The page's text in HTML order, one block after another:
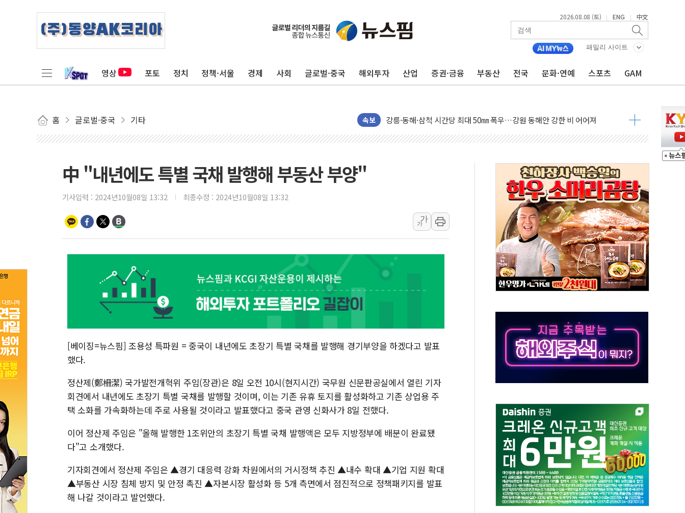
2026.08.08 (토) | ENG | 中文
패밀리 사이트
영상 포토 정치 정책·서울 경제 사회 글로벌·중국 해외투자 산업 증권·금융 부동산 전국 문화·연예 스포츠 GAM
홈 글로벌·중국 기타 속보
이번주 국내 주요 금융일정(8.10~8.14)
강릉·동해·삼척 시간당 최대 50㎜ 폭우…강원 동해안 강한 비 어어져
폐기물 수거하다 참변…60대 환경미화원 수거차에 치여 사망
李대통령 "결혼 때문에 손해 보는 일 없게"…'결혼 페널티' 22개 과제 손본다
여수 오동도 인근 해상서 모터보트 전복…1명 사망·1명 실종
추미애, '위안부' 피해자 기림의 날 참석..."국제적 시민 연대로 목소리 내야"
인천 선재도 갯벌서 해루질 중 실종 60대 나흘만에 숨진 채 발견
인천서 말다툼 중 어머니 흉기 살해 10대 아들 체포
'화합' 꺼낸 김민석에 '뻔뻔' 받아친 정청래…제주 연설서 신경전 고조
李대통령, ISA 개편 재검토 지시…與 "적극 환영"·野 "졸속 국정"
동해중부 전 해상 풍랑주의보…10일까지 최대 3.5m 높은 물결
연일 폭염에 온열질환 사망 23명…정부, 비상대응기구 가동
동해시, 11~14일 '별똥별 멍' 운영…페르세우스 유성우 관측
강원 중·남부 동해안 시간당 50mm 이상 폭우…호우경보 발효
청양 밭에서 일하던 90대 숨져…온열질환 여부 조사
폭염에 車 운전면허 기능시험 오전 집중 편성…체감온도 38도 넘으면 중단
中 "내년에도 특별 국채 발행해 부동산 부양"
기사입력 : 2024년10월08일 13:32 최종수정 : 2024년10월08일 13:32
가
가
[베이징=뉴스핌] 조용성 특파원 = 중국이 내년에도 초장기 특별 국채를 발행해 경기부양을 하겠다고 발표
했다.
정산제(鄭柵潔) 국가발전개혁위 주임(장관)은 8일 오전 10시(현지시간) 국무원 신문판공실에서 열린 기자
회견에서 내년에도 초장기 특별 국채를 발행할 것이며, 이는 기존 유휴 토지를 활성화하고 기존 상업용 주
택 소화를 가속화하는데 주로 사용될 것이라고 발표했다고 중국 관영 신화사가 8일 전했다.
이어 정산제 주임은 "올해 발행한 1조위안의 초장기 특별 국채 발행액은 모두 지방정부에 배분이 완료됐
다"고 소개했다.
기자회견에서 정산제 주임은 ▲경기 대응력 강화 차원에서의 거시정책 추진 ▲내수 확대 ▲기업 지원 확대
▲부동산 시장 침체 방지 및 안정 촉진 ▲자본시장 활성화 등 5개 측면에서 점진적으로 정책패키지를 발표
해 나갈 것이라고 발언했다.